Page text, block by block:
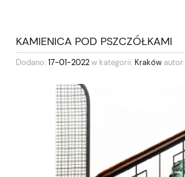
KAMIENICA POD PSZCZÓŁKAMI
Dodano: 17-01-2022w kategorii: Kraków autor: